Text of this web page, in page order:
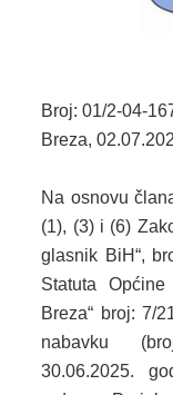
Broj: 01/2-04-
Breza,
Na osnovu
(1), (3) i (6)
glasnik BiH“,
Statuta
Breza“ broj: 7/
nabavku
30.06.2025.
2021. GODINA
2019. GODINA
2017. GODINA
2016. GODINA
2015. GODINA
2014. GODINA